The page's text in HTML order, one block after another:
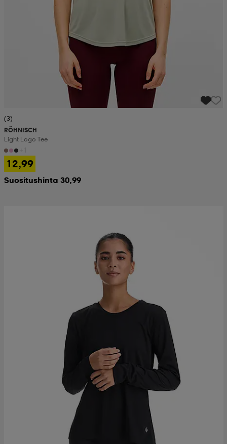
(3)
RÖHNISCH
Light Logo Tee
12,99
Suositushinta 30,99